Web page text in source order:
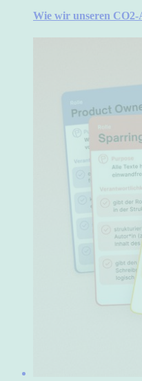
Wie wir unseren CO2-